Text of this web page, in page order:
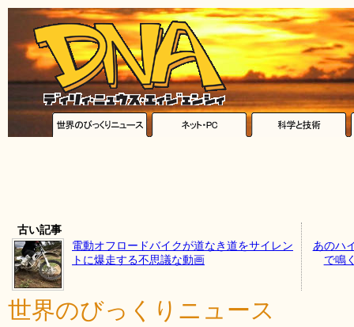
古い記事
電動オフロードバイクが道なき道をサイレン
トに爆走する不思議な動画
あのハ
で鳴
世界のびっくりニュース